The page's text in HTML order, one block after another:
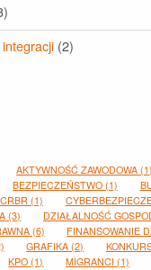
(2)
AKTYWNOŚĆ ZAWODOWA (1)
BEZPIECZEŃSTWO (1)
CRBR (1)
(3) DZIAŁALNOŚĆ
(6) FINANSOWANIE
GRAFIKA (2)
KPO (1) MIGRANCI (1)